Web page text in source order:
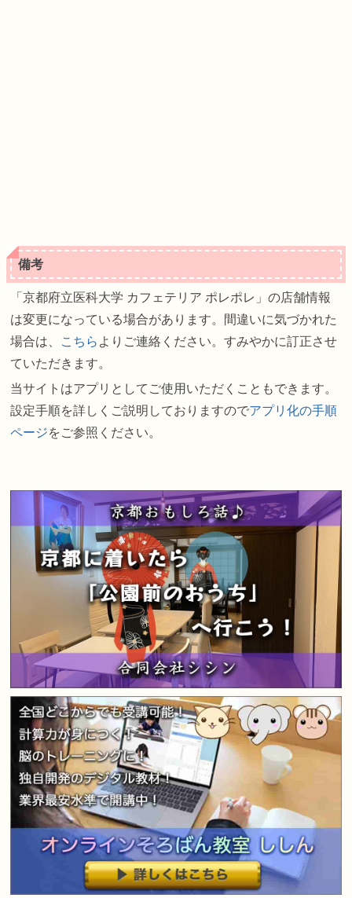
備考
「京都府立医科大学 カフェテリア ポレポレ」の店舗情報
は変更になっている場合があります。間違いに気づかれた
場合は、 こちら よりご連絡ください。すみやかに訂正させ
ていただきます。
当サイトはアプリとしてご使用いただくこともできます。
設定手順を詳しくご説明しておりますのでアプリ化の手順
ページをご参照ください。